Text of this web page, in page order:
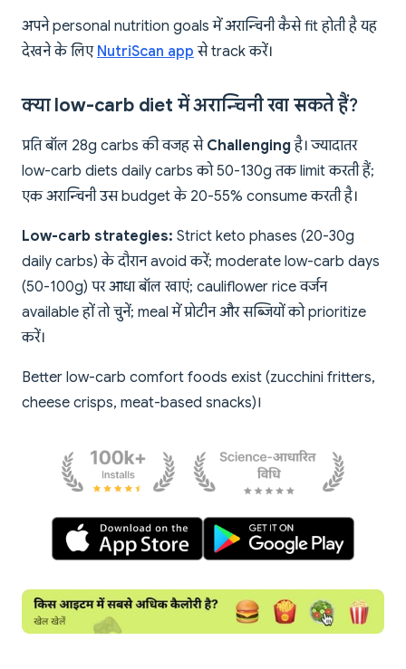
अपने personal nutrition goals में अरान्चिनी कैसे fit होती है यह
देखने के लिए NutriScan app से track करें।
क्या low-carb diet में अरान्चिनी खा सकते हैं?
प्रति बॉल 28g carbs की वजह से Challenging है। ज्यादातर
low-carb diets daily carbs को 50-130g तक limit करती हैं;
एक अरान्चिनी उस budget के 20-55% consume करती है।
Low-carb strategies: Strict keto phases (20-30g
daily carbs) के दौरान avoid करें; moderate low-carb days
(50-100g) पर आधा बॉल खाएं; cauliflower rice वर्जन
available हों तो चुनें; meal में प्रोटीन और सब्जियों को prioritize
करें।
Better low-carb comfort foods exist (zucchini fritters,
cheese crisps, meat-based snacks)।